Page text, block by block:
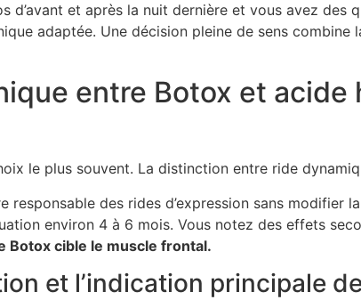
d’avant et après la nuit dernière et vous avez des
adaptée. Une décision pleine de sens
entre Botox et acide
le plus souvent. La distinction entre ride
responsable des rides d’expression sans
environ 4 à 6 mois. Vous notez des effets
Botox cible le muscle frontal.
et l’indication principale